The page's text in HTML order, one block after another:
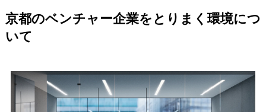
京都のベンチャー企業をとりまく環境につ
いて